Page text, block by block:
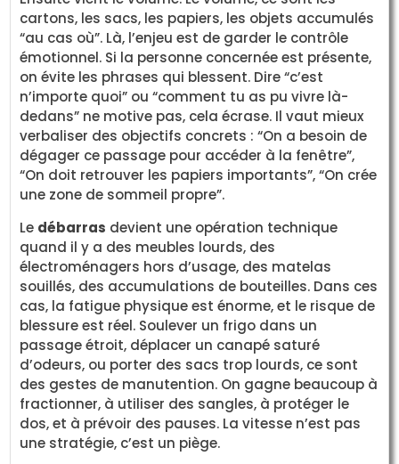
cartons, les sacs, les papiers, les objets accumulés
“au cas où”. Là, l’enjeu est de garder le contrôle
émotionnel. Si la personne concernée est présente,
on évite les phrases qui blessent. Dire “c’est
n’importe quoi” ou “comment tu as pu vivre là-
dedans” ne motive pas, cela écrase. Il vaut mieux
verbaliser des objectifs concrets : “On a besoin de
dégager ce passage pour accéder à la fenêtre”,
“On doit retrouver les papiers importants”, “On crée
une zone de sommeil propre”.
Le débarras devient une opération technique
quand il y a des meubles lourds, des
électroménagers hors d’usage, des matelas
souillés, des accumulations de bouteilles. Dans ces
cas, la fatigue physique est énorme, et le risque de
blessure est réel. Soulever un frigo dans un
passage étroit, déplacer un canapé saturé
d’odeurs, ou porter des sacs trop lourds, ce sont
des gestes de manutention. On gagne beaucoup à
fractionner, à utiliser des sangles, à protéger le
dos, et à prévoir des pauses. La vitesse n’est pas
une stratégie, c’est un piège.